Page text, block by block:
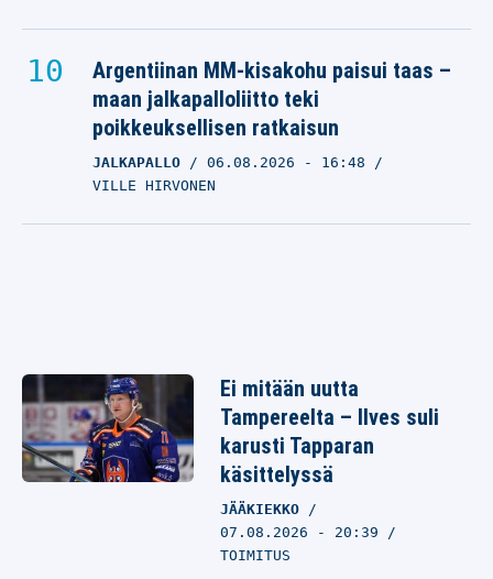
Argentiinan MM-kisakohu paisui taas –
maan jalkapalloliitto teki
poikkeuksellisen ratkaisun
JALKAPALLO 06.08.2026 - 16:48
VILLE HIRVONEN
Ei mitään uutta
Tampereelta – Ilves suli
karusti Tapparan
käsittelyssä
JÄÄKIEKKO
07.08.2026 - 20:39
TOIMITUS